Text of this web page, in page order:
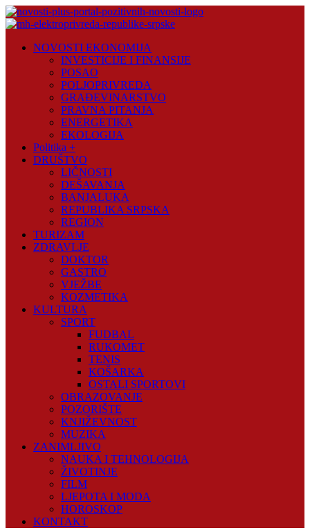
Skip
to
Plus
NOVOSTI EKONOMIJA
INVESTICIJE I FINANSIJE
POSAO
POLJOPRIVREDA
GRAĐEVINARSTVO
PRAVNA PITANJA
ENERGETIKA
EKOLOGIJA
Politika +
DRUŠTVO
LIČNOSTI
DEŠAVANJA
BANJALUKA
REPUBLIKA SRPSKA
REGION
TURIZAM
ZDRAVLJE
DOKTOR
GASTRO
VJEŽBE
KOZMETIKA
KULTURA
SPORT
FUDBAL
RUKOMET
TENIS
KOŠARKA
OSTALI SPORTOVI
OBRAZOVANJE
POZORIŠTE
KNJIŽEVNOST
MUZIKA
ZANIMLJIVO
NAUKA I TEHNOLOGIJA
ŽIVOTINJE
FILM
LJEPOTA I MODA
HOROSKOP
KONTAKT